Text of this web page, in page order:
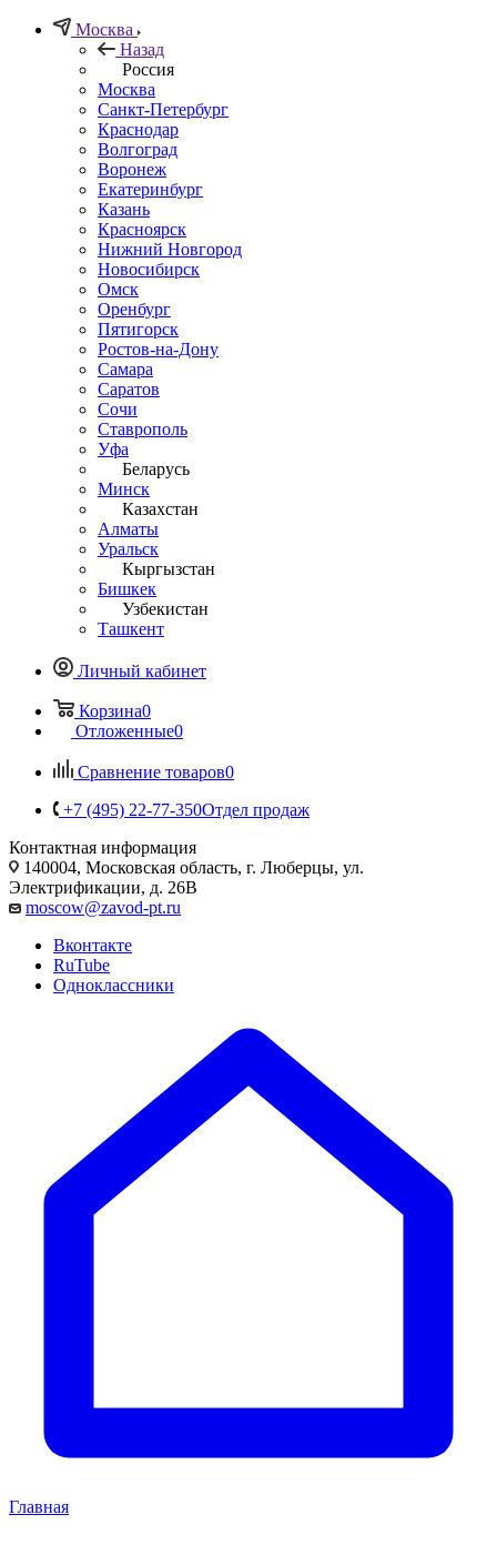
Москва
Назад
Россия
Москва
Санкт-Петербург
Краснодар
Волгоград
Воронеж
Екатеринбург
Казань
Красноярск
Нижний Новгород
Новосибирск
Омск
Оренбург
Пятигорск
Ростов-на-Дону
Самара
Саратов
Сочи
Ставрополь
Уфа
Беларусь
Минск
Казахстан
Алматы
Уральск
Кыргызстан
Бишкек
Узбекистан
Ташкент
Личный кабинет
Корзина0
Отложенные0
Сравнение товаров0
+7 (495) 22-77-350Отдел продаж
Контактная информация
140004, Московская область, г. Люберцы, ул.
Электрификации, д. 26В
moscow@zavod-pt.ru
Вконтакте
RuTube
Одноклассники
Главная